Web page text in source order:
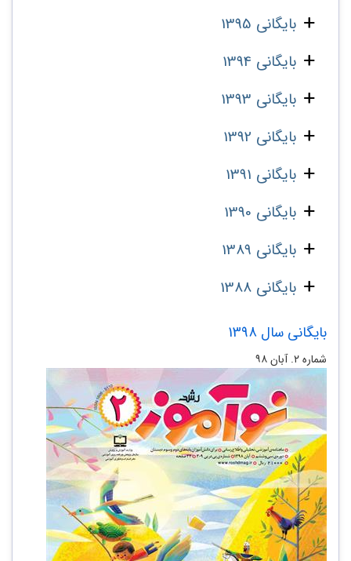
بایگانی 1395
بایگانی 1394
بایگانی 1393
بایگانی 1392
بایگانی 1391
بایگانی 1390
بایگانی 1389
بایگانی 1388
بایگانی سال 1398
شماره ۲. آبان ۹۸